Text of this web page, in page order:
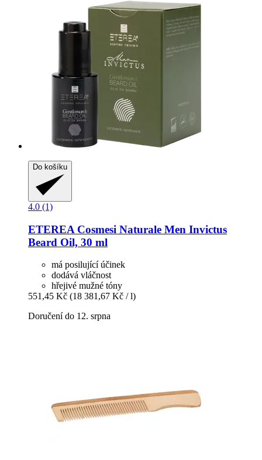
Do košíku
4.0 (1)
ETEREA Cosmesi Naturale Men Invictus
Beard Oil, 30 ml
má posilující účinek
dodává vláčnost
hřejivé mužné tóny
551,45 Kč (18 381,67 Kč / l)
Doručení do 12. srpna